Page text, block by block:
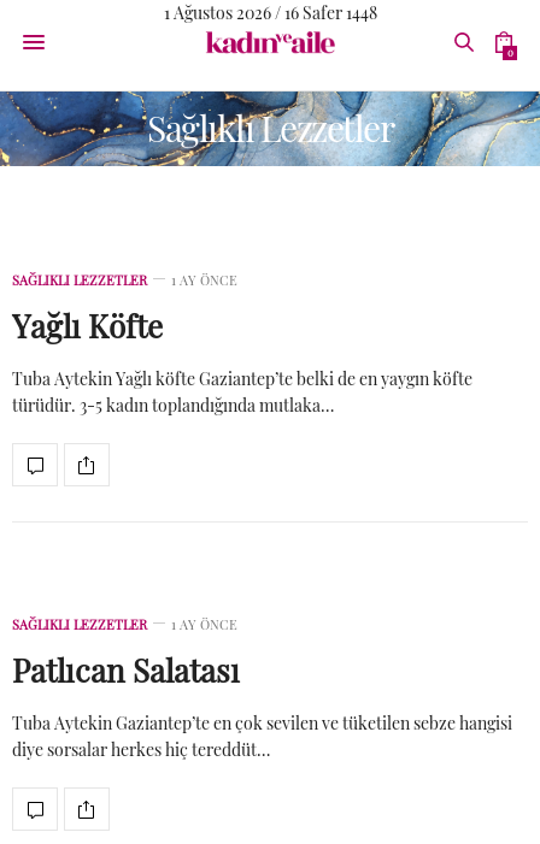
1 Ağustos 2026 / 16 Safer 1448
0
Sağlıklı Lezzetler
SAĞLIKLI LEZZETLER 1 AY ÖNCE
Yağlı Köfte
Tuba Aytekin Yağlı köfte Gaziantep’te belki de en yaygın köfte
türüdür. 3-5 kadın toplandığında mutlaka…
SAĞLIKLI LEZZETLER 1 AY ÖNCE
Patlıcan Salatası
Tuba Aytekin Gaziantep’te en çok sevilen ve tüketilen sebze hangisi
diye sorsalar herkes hiç tereddüt…